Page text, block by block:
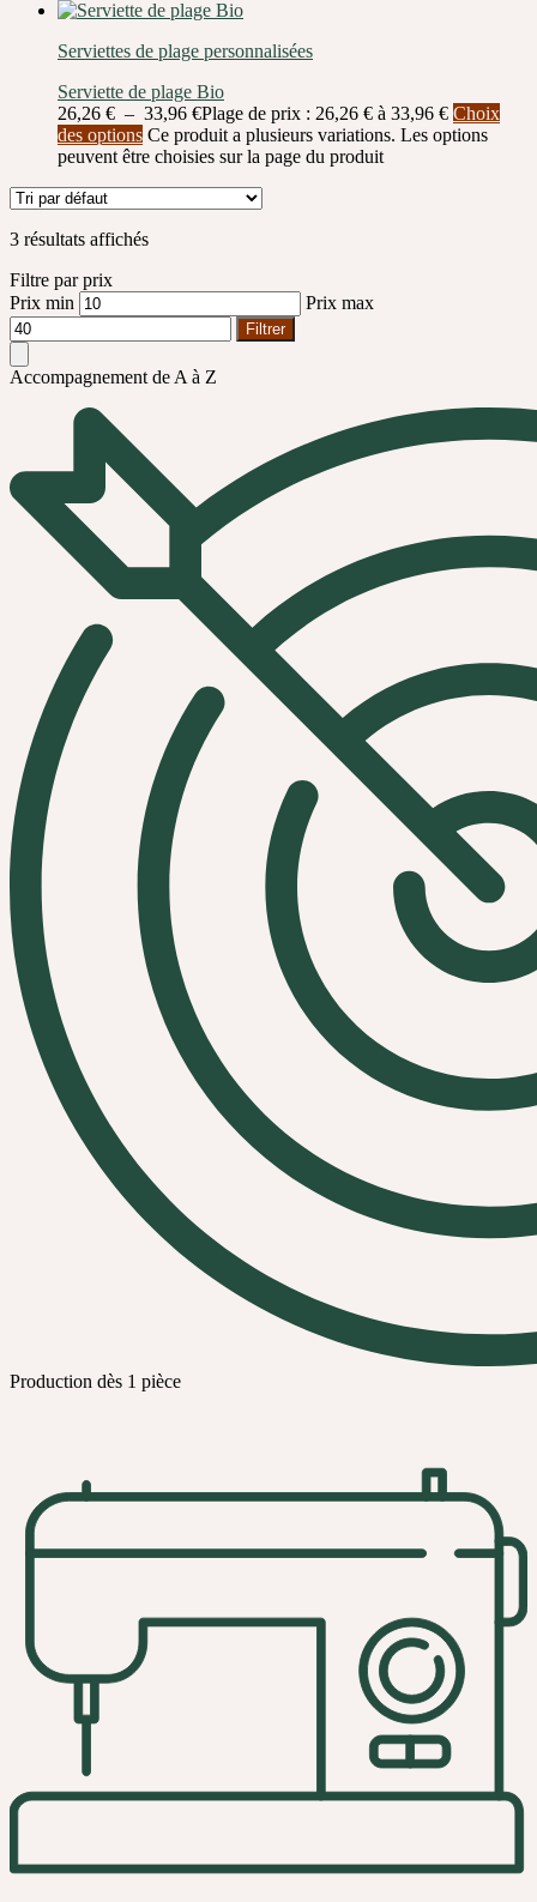
Serviettes de plage personnalisées
Serviette de plage Bio
26,26 € – 33,96 €Plage de prix : 26,26 € à 33,96 € Choix
des options Ce produit a plusieurs variations. Les options
peuvent être choisies sur la page du produit
3 résultats affichés
Filtre par prix
Prix min
Prix max
Filtrer
Accompagnement de A à Z
Production dès 1 pièce